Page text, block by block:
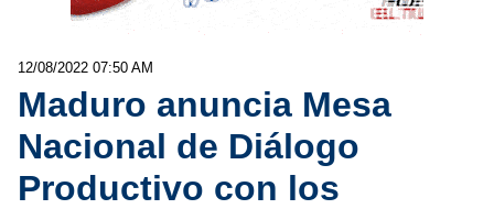
12/08/2022 07:50 AM
Maduro anuncia Mesa
Nacional de Diálogo
Productivo con los